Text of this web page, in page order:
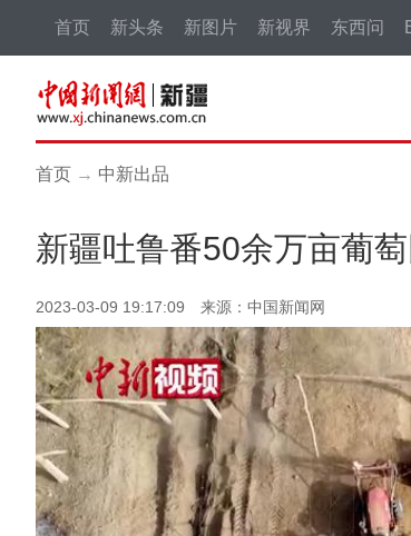
首页 新头条 新图片 新视界 东西问
首页 → 中新出品
新疆吐鲁番50余万亩葡
2023-03-09 19:17:09 来源：中国新闻网